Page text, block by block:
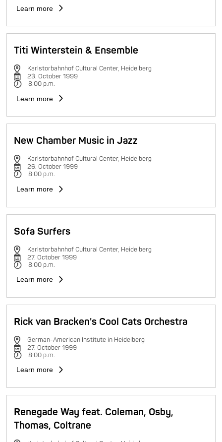
Learn more
Titi Winterstein & Ensemble
Karlstorbahnhof Cultural Center, Heidelberg
23. October 1999
8:00 p.m.
Learn more
New Chamber Music in Jazz
Karlstorbahnhof Cultural Center, Heidelberg
26. October 1999
8:00 p.m.
Learn more
Sofa Surfers
Karlstorbahnhof Cultural Center, Heidelberg
27. October 1999
8:00 p.m.
Learn more
Rick van Bracken's Cool Cats Orchestra
German-American Institute in Heidelberg
27. October 1999
8:00 p.m.
Learn more
Renegade Way feat. Coleman, Osby,
Thomas, Coltrane